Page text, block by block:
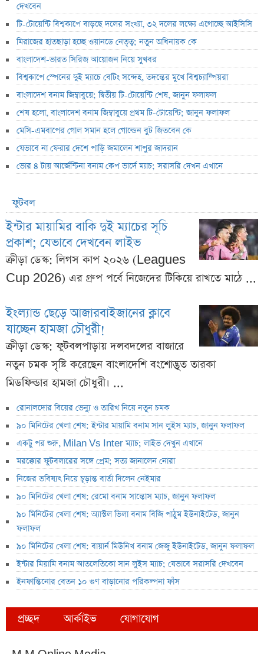
দেখবেন
টি-টোয়েন্টি বিশ্বকাপে বাড়ছে দলের সংখ্যা, ৩২ দলের লক্ষ্যে এগোচ্ছে আইসিসি
মিরাজের হাতছাড়া হচ্ছে ওয়ানডে নেতৃত্ব; নতুন অধিনায়ক কে
বাংলাদেশ-ভারত সিরিজ আয়োজন নিয়ে সুখবর
বিশ্বকাপে স্পেনের দুই ম্যাচে বেটিং সন্দেহ, তদন্তের মুখে বিশ্বচ্যাম্পিয়রা
বাংলাদেশ বনাম জিম্বাবুয়ে; দ্বিতীয় টি-টোয়েন্টি শেষ, জানুন ফলাফল
শেষ হলো, বাংলাদেশ বনাম জিম্বাবুয়ে প্রথম টি-টোয়েন্টি; জানুন ফলাফল
মেসি-এমবাপের গোল সমান হলে গোল্ডেন বুট জিতবেন কে
যেভাবে না ফেরার দেশে পাড়ি জমালেন শাপুর জাদরান
ভোর ৪ টায় আর্জেন্টিনা বনাম কেপ ভার্দে ম্যাচ; সরাসরি দেখন এখানে
ফুটবল
ইন্টার মায়ামির বাকি দুই ম্যাচের সূচি
প্রকাশ; যেভাবে দেখবেন লাইভ
ক্রীড়া ডেস্ক: লিগস কাপ ২০২৬ (Leagues
Cup 2026) এর গ্রুপ পর্বে নিজেদের টিকিয়ে রাখতে মাঠে ...
ইংল্যান্ড ছেড়ে আজারবাইজানের ক্লাবে
যাচ্ছেন হামজা চৌধুরী!
ক্রীড়া ডেস্ক: ফুটবলপাড়ায় দলবদলের বাজারে
নতুন চমক সৃষ্টি করেছেন বাংলাদেশি বংশোদ্ভূত তারকা
মিডফিল্ডার হামজা চৌধুরী। ...
রোনালদোর বিয়ের ভেন্যু ও তারিখ নিয়ে নতুন চমক
৯০ মিনিটের খেলা শেষ: ইন্টার মায়ামি বনাম সান লুইস ম্যাচ, জানুন ফলাফল
একটু পর শুরু, Milan Vs Inter ম্যাচ; লাইভ দেখুন এখানে
মরক্কোর ফুটবলারের সঙ্গে প্রেম; সত্য জানালেন নোরা
নিজের ভবিষ্যৎ নিয়ে চূড়ান্ত বার্তা দিলেন নেইমার
৯০ মিনিটের খেলা শেষ: রেমো বনাম সান্তোস ম্যাচ, জানুন ফলাফল
৯০ মিনিটের খেলা শেষ: অ্যাস্টল ভিলা বনাম বিজি পাঠুম ইউনাইটেড, জানুন
ফলাফল
৯০ মিনিটের খেলা শেষ: বায়ার্ন মিউনিখ বনাম জেজু ইউনাইটেড, জানুন ফলাফল
ইন্টার মিয়ামি বনাম আতলেতিকো সান লুইস ম্যাচ; যেভাবে সরাসরি দেখবেন
ইনফান্তিনোর বেতন ১০ গুণ বাড়ানোর পরিকল্পনা ফাঁস
প্রচ্ছদ আর্কাইভ যোগাযোগ